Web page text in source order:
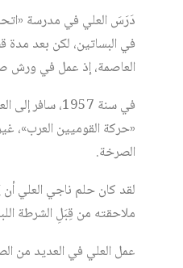
دَرَسَ العلي في مدرسة
في البساتين، لكن بعد مدة
العاصمة، إذ عمل في ورش
في سنة 1957،
«حركة القوميين العرب»،
الصرخة.
ملاحقته من قِبَلِ الشرطة